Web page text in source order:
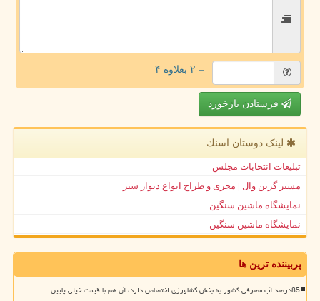
= ۲ بعلاوه ۴
فرستادن بازخورد
لینک دوستان اسنك
تبلیغات انتخابات مجلس
مستر گرین وال | مجری و طراح انواع دیوار سبز
نمایشگاه ماشین سنگین
نمایشگاه ماشین سنگین
پربیننده ترین ها
85درصد آب مصرفی کشور به بخش کشاورزی اختصاص دارد، آن هم با قیمت خیلی پایین